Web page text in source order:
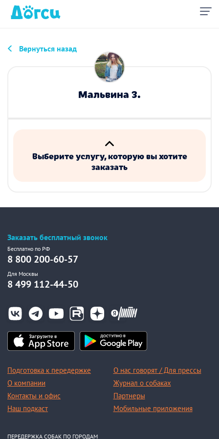
Вернуться назад
Мальвина З.
Выберите услугу, которую вы хотите
заказать
Заказать бесплатный звонок
Бесплатно по РФ
8 800 200-60-57
Для Москвы
8 499 112-44-50
Подготовка к передержке
О компании
Контакты и офис
Наш подкаст
О нас говорят / Для прессы
Журнал о собаках
Партнеры
Мобильные приложения
ПЕРЕДЕРЖКА СОБАК ПО ГОРОДАМ